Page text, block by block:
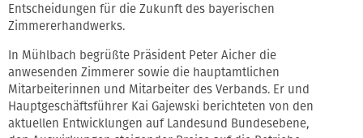
Entscheidungen für die Zukunft des bayerischen
Zimmererhandwerks.
In Mühlbach begrüßte Präsident Peter Aicher die
anwesenden Zimmerer sowie die hauptamtlichen
Mitarbeiterinnen und Mitarbeiter des Verbands. Er und
Hauptgeschäftsführer Kai Gajewski berichteten von den
aktuellen Entwicklungen auf Landesund Bundesebene,